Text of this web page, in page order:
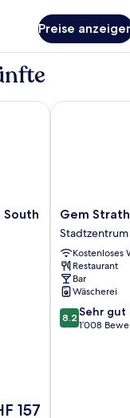
Preise
South
157
Kensington
Gem
Strathmore
Hotel
Stadtzentrum
London
Gem
Kostenloses
Restaurant
Bar
Wäscherei
8.2
von
8.2 Sehr gut
1’008
Gem